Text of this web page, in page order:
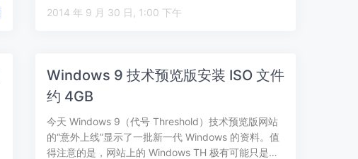
2014 年 9 月 30 日, 1:00 下午
Windows 9 技术预览版安装 ISO 文件
约 4GB
今天 Windows 9（代号 Threshold）技术预览版网站
的“意外上线”显示了一批新一代 Windows 的资料。值
得注意的是，网站上的 Windows TH 极有可能只是…